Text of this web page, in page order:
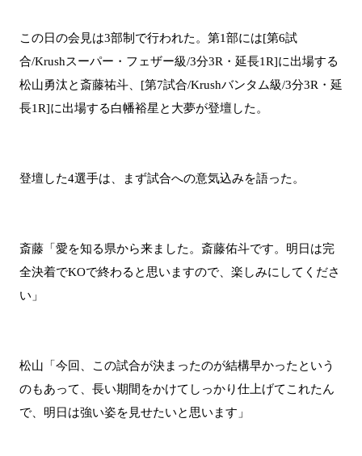
この日の会見は3部制で行われた。第1部には[第6試
合/Krushスーパー・フェザー級/3分3R・延長1R]に出場する
松山勇汰と斎藤祐斗、[第7試合/Krushバンタム級/3分3R・延
長1R]に出場する白幡裕星と大夢が登壇した。
登壇した4選手は、まず試合への意気込みを語った。
斎藤「愛を知る県から来ました。斎藤佑斗です。明日は完
全決着でKOで終わると思いますので、楽しみにしてくださ
い」
松山「今回、この試合が決まったのが結構早かったという
のもあって、長い期間をかけてしっかり仕上げてこれたん
で、明日は強い姿を見せたいと思います」